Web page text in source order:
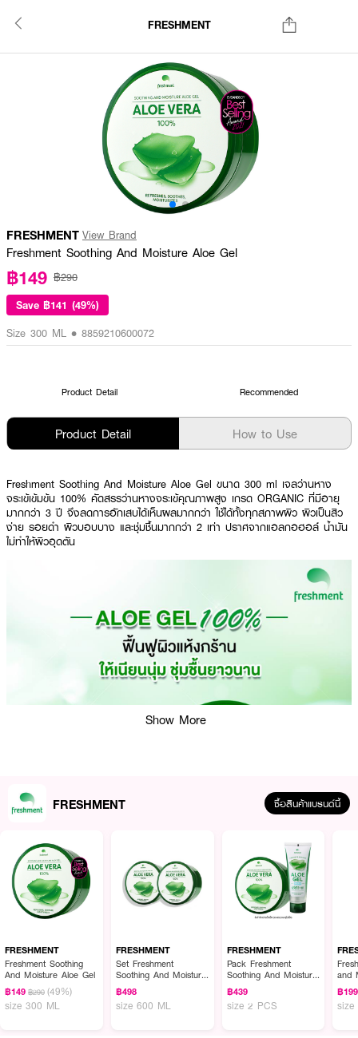
FRESHMENT
FRESHMENT View Brand
Freshment Soothing And Moisture Aloe Gel
฿149 ฿290
Save ฿141 (49%)
Size 300 ML • 8859210600072
Product Detail Recommended
Product Detail How to Use
Freshment Soothing And Moisture Aloe Gel ขนาด 300 ml เจลว่านหาง
จระเข้เข้มข้น 100% คัดสรรว่านหางจระเข้คุณภาพสูง เกรด ORGANIC ที่มีอายุ
มากกว่า 3 ปี จึงลดการอักเสบได้เห็นผลมากกว่า ใช้ได้ทั้งทุกสภาพผิว ผิวเป็นสิว
ง่าย รอยดำ ผิวบอบบาง และชุ่มชื้นมากกว่า 2 เท่า ปราศจากแอลกอฮอล์ น้ำมัน
ไม่ทำให้ผิวอุดตัน
ผลลัพธ์ที่ได้ :
Freshment Soothing And Moisture Aloe Gel เจลว่านหางจระเข้เข้มข้น 100%
เนื้อเจลเข้มข้น ซึมซาบเร็ว ไม่เหนียวเหนอะหนะ ช่วยบำรุงผิวให้เนียนนุ่มกักเก็บความ
ชุ่มชื้นได้ยาวนาน ฟื้นฟูผิวที่ระคายเคือง ลดการอักเสบ และลดเลือนรอยดำ เหมาะ
กับทุกสภาพผิว แม้ผิวแพ้ง่ายและมีปัญหาสิว สวยจบในกระปุกเดียว
Show More
FRESHMENT ซื้อสินค้าแบรนด์นี้
FRESHMENT
Freshment Soothing
And Moisture Aloe Gel
฿149 ฿290 (49%)
size 300 ML
FRESHMENT
Set Freshment
Soothing And Moisture
Aloe Gel
฿498
size 600 ML
FRESHMENT
Pack Freshment
Soothing And Moisture
Aloe Gel
฿439
size 2 PCS
and
Gel
฿199
size